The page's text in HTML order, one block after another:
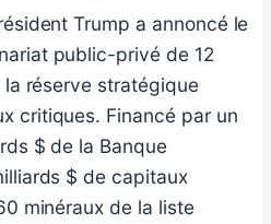
Trump a annoncé le
public-privé de 12
réserve stratégique
critiques. Financé par un
$ de la Banque
$ de capitaux
minéraux de la liste